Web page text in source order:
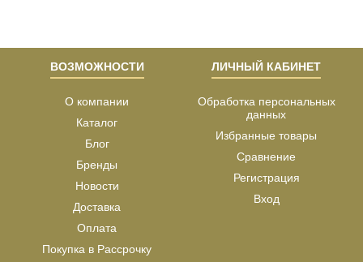
ВОЗМОЖНОСТИ
О компании
Каталог
Блог
Бренды
Новости
Доставка
Оплата
Покупка в Рассрочку
ЛИЧНЫЙ КАБИНЕТ
Обработка персональных
данных
Избранные товары
Сравнение
Регистрация
Вход